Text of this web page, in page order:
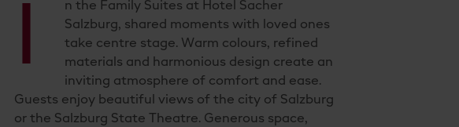
I
n the Family Suites at Hotel Sacher
Salzburg, shared moments with loved ones
take centre stage. Warm colours, refined
materials and harmonious design create an
inviting atmosphere of comfort and ease.
Guests enjoy beautiful views of the city of Salzburg
or the Salzburg State Theatre. Generous space,